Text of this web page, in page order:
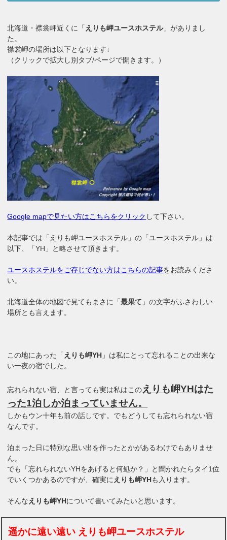
北海道・襟裳岬近くに「 えりも岬ユースホステル」がありまし
た。
襟裳岬の場所は以下となります↓
（クリックで拡大し別タブ/ページで開きます。）
Google mapで見たい方はこちらをクリック して下さい。
本記事では「えりも岬ユースホステル」の「ユースホステル」は
以下、「YH」と略させて頂きます。
ユースホステルをご存じでない方はこちらの記事をお読みくださ
い。
北海道全体の地図で見てもまさに「最果て 」の文字がふさわしい
場所とも言えます。
この地にあった「 えりも岬YH 」は私にとって忘れることの出来な
い一夜の宿でした。
忘れられない宿、と言っても実は私はこのえりも岬YHはた
った1泊しか泊まっていません。
しかもウン十年も前の話しです。でもどうしても忘れられない宿
なんです。
泊まった日に特別な思い出を作ったとかがあるわけでもありませ
ん。
でも「忘れられないYHをあげると何処か？」と聞かれたらタイ1位
でいくつかあるのですが、確実にえりも岬YHも入ります。
そんなえりも岬YHについて書いてみたいと思います。
遥かに遠い遠い えりも岬ユースホステル